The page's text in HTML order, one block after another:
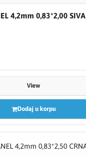
4,2mm 0,83*2,00 SIVA
View
Dodaj u korpu